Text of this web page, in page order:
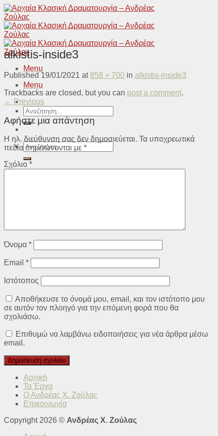
Skip
to
content
Menu
Menu
Αναζήτηση
για:
Αναζήτηση
για:
alkistis-inside3
Published 19/01/2021 at858 × 700 in alkistis-inside3
Trackbacks are closed, but you can post a comment.
← Previous
Αφήστε μια απάντηση
Η ηλ. διεύθυνση σας δεν δημοσιεύεται. Τα υποχρεωτικά
πεδία σημειώνονται με *
Σχόλιο *
Όνομα *
Email *
Ιστότοπος
Αποθήκευσε το όνομά μου, email, και τον ιστότοπο μου
σε αυτόν τον πλοηγό για την επόμενη φορά που θα
σχολιάσω.
Επιθυμώ να λαμβάνω ειδοποιήσεις για νέα άρθρα μέσω
email.
Αρχική
Τα Έργα
Ο Ανδρέας Χ. Ζούλας
Επικοινωνία
Copyright 2026 © Ανδρέας Χ. Ζούλας